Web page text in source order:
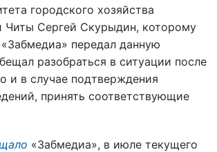
городского хозяйства
Читы Сергей Скурыдин, которому
передал данную
разобраться в ситуации после
и в случае подтверждения
принять соответствующие
«Забмедиа», в июле текущего